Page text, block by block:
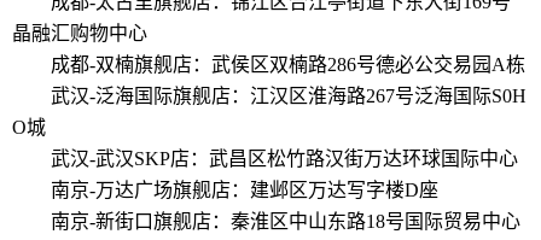
晶融汇购物中心
成都-双楠旗舰店：武侯区双楠路286号德必公交易园A栋
武汉-泛海国际旗舰店：江汉区淮海路267号泛海国际S0H
O城
武汉-武汉SKP店：武昌区松竹路汉街万达环球国际中心
南京-万达广场旗舰店：建邺区万达写字楼D座
南京-新街口旗舰店：秦淮区中山东路18号国际贸易中心